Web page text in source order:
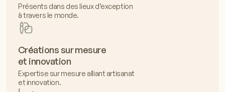
Présents dans des lieux d’exception
à travers le monde.
Créations sur mesure
et innovation
Expertise sur mesure alliant artisanat
et innovation.